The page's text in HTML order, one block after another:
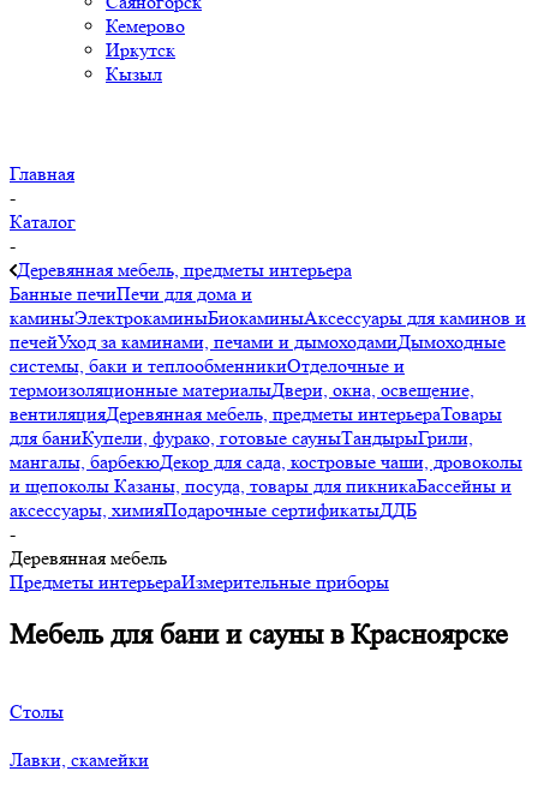
Кемерово
Иркутск
Кызыл
Главная
-
Каталог
-
Деревянная мебель, предметы интерьера
Банные печиПечи для дома и
каминыЭлектрокаминыБиокаминыАксессуары для каминов и
печейУход за каминами, печами и дымоходамиДымоходные
системы, баки и теплообменникиОтделочные и
термоизоляционные материалыДвери, окна, освещение,
вентиляцияДеревянная мебель, предметы интерьераТовары
для баниКупели, фурако, готовые сауныТандырыГрили,
мангалы, барбекюДекор для сада, костровые чаши, дровоколы
и щепоколы Казаны, посуда, товары для пикникаБассейны и
аксессуары, химияПодарочные сертификатыДДБ
-
Деревянная мебель
Предметы интерьераИзмерительные приборы
Мебель для бани и сауны в Красноярске
Столы
Лавки, скамейки